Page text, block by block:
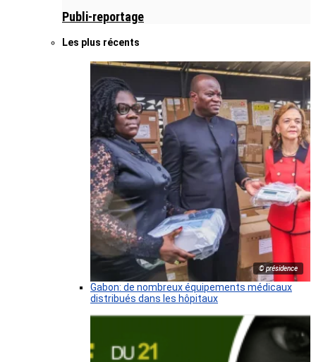
Publi-reportage
Les plus récents
© présidence
Gabon: de nombreux équipements médicaux
distribués dans les hôpitaux